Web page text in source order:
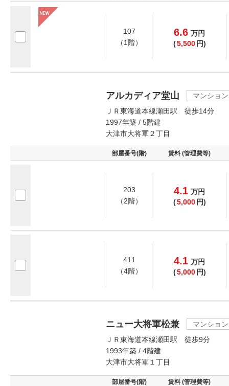
107
（1階）
6.6 万円
(5,500 円)
アルカディア堂山
マンション
ＪＲ東海道本線瀬田駅 徒歩14分
1997年築 / 5階建
大津市大将軍２丁目
部屋番号(階) 賃料 (管理費等)
203
（2階）
4.1 万円
(5,000 円)
411
（4階）
4.1 万円
(5,000 円)
ニュー大将軍松兼
マンション
ＪＲ東海道本線瀬田駅 徒歩9分
1993年築 / 4階建
大津市大将軍１丁目
部屋番号(階) 賃料 (管理費等)